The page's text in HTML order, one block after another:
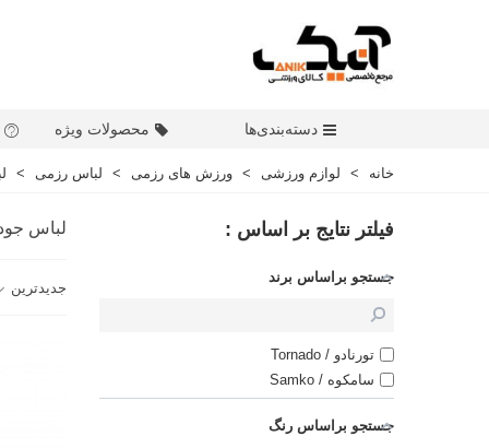
دسته‌بندی‌ها محصولات ویژه
خانه > لوازم ورزشی > ورزش های رزمی > لباس رزمی >
فیلتر نتایج بر اساس :
جستجو براساس برند
تورنادو / Tornado
سامکوه / Samko
جستجو براساس رنگ
لباس
جدیدترین